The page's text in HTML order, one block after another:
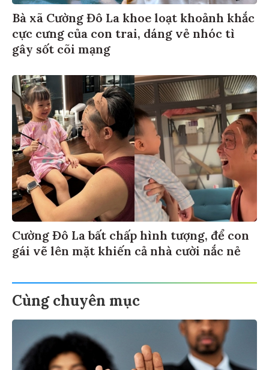
Bà xã Cường Đô La khoe loạt khoảnh khắc
cực cưng của con trai, dáng vẻ nhóc tì
gây sốt cõi mạng
Cường Đô La bất chấp hình tượng, để con
gái vẽ lên mặt khiến cả nhà cười nắc nẻ
Cùng chuyên mục